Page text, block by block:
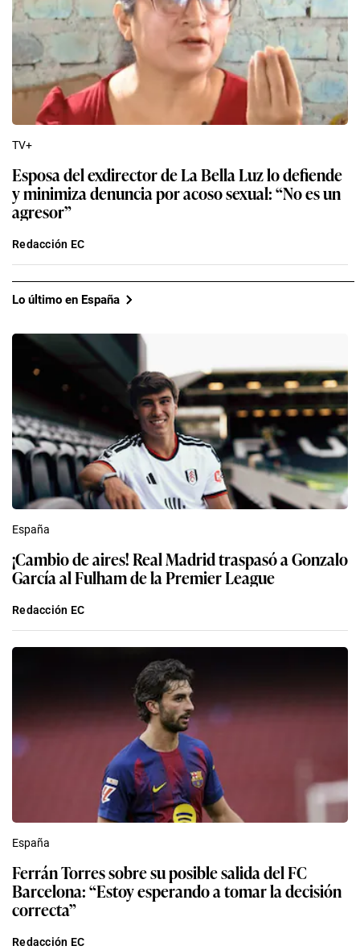
TV+
Esposa del exdirector de La Bella Luz lo defiende
y minimiza denuncia por acoso sexual: “No es un
agresor”
Redacción EC
Lo último en España
España
¡Cambio de aires! Real Madrid traspasó a Gonzalo
García al Fulham de la Premier League
Redacción EC
España
Ferrán Torres sobre su posible salida del FC
Barcelona: “Estoy esperando a tomar la decisión
correcta”
Redacción EC